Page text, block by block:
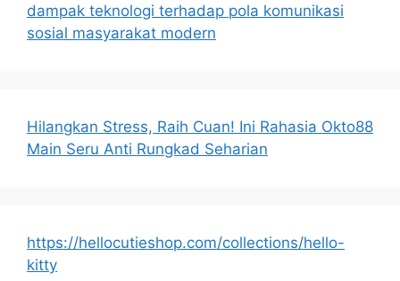
dampak teknologi terhadap pola komunikasi
sosial masyarakat modern
Hilangkan Stress, Raih Cuan! Ini Rahasia Okto88
Main Seru Anti Rungkad Seharian
https://hellocutieshop.com/collections/hello-
kitty